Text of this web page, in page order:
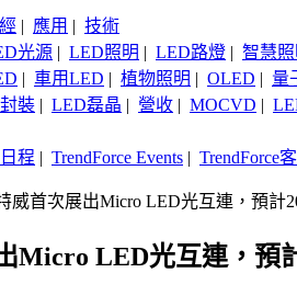
| 應用 | 技術
光源 | LED照明 | LED路燈 | 智慧照
| 車用LED | 植物照明 | OLED | 量
裝 | LED磊晶 | 營收 | MOCVD |
程 | TrendForce Events | TrendForce
威首次展出Micro LED光互連，預計
Micro LED光互連，預